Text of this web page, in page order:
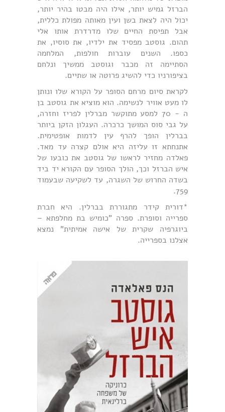
הברזל גמיש יותר, אילו היה מבטו בהיר יותר,
יכול היה לצאת בשן ועין מאותה מפולת כללית,
אבל תפיסת החיים שלו מדרדרת אותו אלי
תהום. גוסטב מפסיד את ילדיו, את סוסיו, את
כספו. השנים עוברות חולפות, המלחמה
הסתיימה זה מכבר וגוסטב ממשיך ונלחם
בציפורניו כדי להשיג פרוטה או שתיים.
לקראת סיום מרחם הסופר על הקורא שלו ונותן
לו מעט אוויר לנשימה. הוא מוציא את גוסטב בן
ה - 70 למסע מתוקשר מברלין לפריז וחזרה,
על גבי סוס המושך כרכרה. העגלון הזקן ביותר
בברלין הופך להרף עין לדמות אופטימית.
אתנחתא זו עליזה היא אולם קצרה עד מאד.
פאלדה מחזיר לראשו של גוסטב את כובעו של
איש הברזל וכך, הולך הסופר עם הקורא יד ביד
בשדה החרוש של השגרה, עד לשקיעה שבעמוד
759.
*דורית קידר מתגוררת בברלין. היא חברת
ספרייה וסופרת. ספרה "כומיש בת מחלפתא –
ביוגרפיה שקרית של אישה אמיתית" נמצא
אצלנו בספרייה.